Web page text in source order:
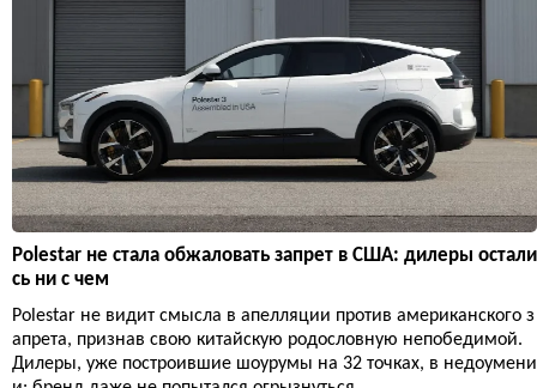
Polestar не стала обжаловать запрет в США: дилеры остали
сь ни с чем
Polestar не видит смысла в апелляции против американского з
апрета, признав свою китайскую родословную непобедимой.
Дилеры, уже построившие шоурумы на 32 точках, в недоумени